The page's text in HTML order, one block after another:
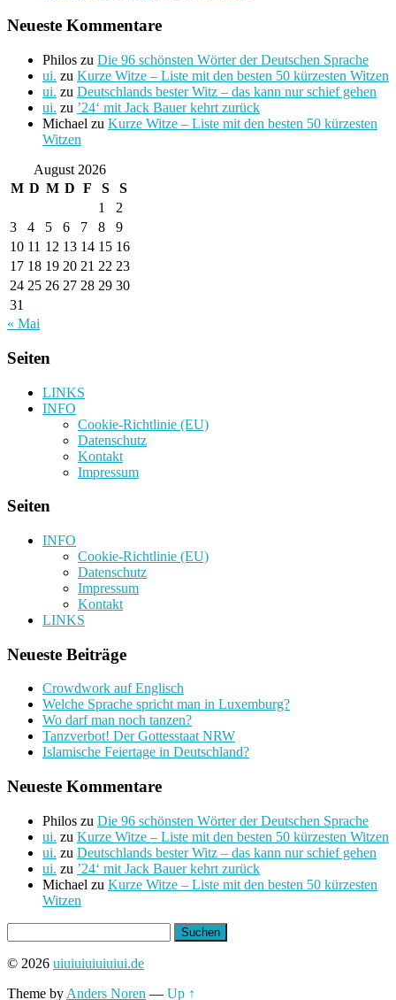
Neueste Kommentare
Philos zu Die 96 schönsten Wörter der Deutschen Sprache
ui. zu Kurze Witze – Liste mit den besten 50 kürzesten Witzen
ui. zu Deutschlands bester Witz – das kann nur schief gehen
ui. zu ’24‘ mit Jack Bauer kehrt zurück
Michael zu Kurze Witze – Liste mit den besten 50 kürzesten
Witzen
August 2026
M D M D F S
S
1
2
3
4 5 6 7 8
9
10 11 12 13 14 15 16
17 18 19 20 21 22 23
24 25 26 27 28 29 30
31
« Mai
Seiten
LINKS
INFO
Cookie-Richtlinie (EU)
Datenschutz
Kontakt
Impressum
Seiten
INFO
Cookie-Richtlinie (EU)
Datenschutz
Impressum
Kontakt
LINKS
Neueste Beiträge
Crowdwork auf Englisch
Welche Sprache spricht man in Luxemburg?
Wo darf man noch tanzen?
Tanzverbot! Der Gottesstaat NRW
Islamische Feiertage in Deutschland?
Neueste Kommentare
Philos zu Die 96 schönsten Wörter der Deutschen Sprache
ui. zu Kurze Witze – Liste mit den besten 50 kürzesten Witzen
ui. zu Deutschlands bester Witz – das kann nur schief gehen
ui. zu ’24‘ mit Jack Bauer kehrt zurück
Michael zu Kurze Witze – Liste mit den besten 50 kürzesten
Witzen
nach:
© 2026 uiuiuiuiuiuiui.de
Theme by Anders Noren — Up ↑